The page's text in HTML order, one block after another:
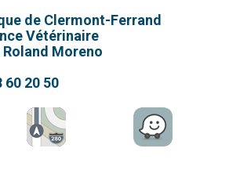
de Clermont-Ferrand
Vétérinaire
Roland Moreno
60 20 50